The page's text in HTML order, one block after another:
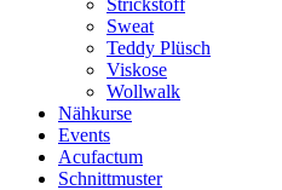
Strickstoff
Sweat
Teddy Plüsch
Viskose
Wollwalk
Nähkurse
Events
Acufactum
Schnittmuster